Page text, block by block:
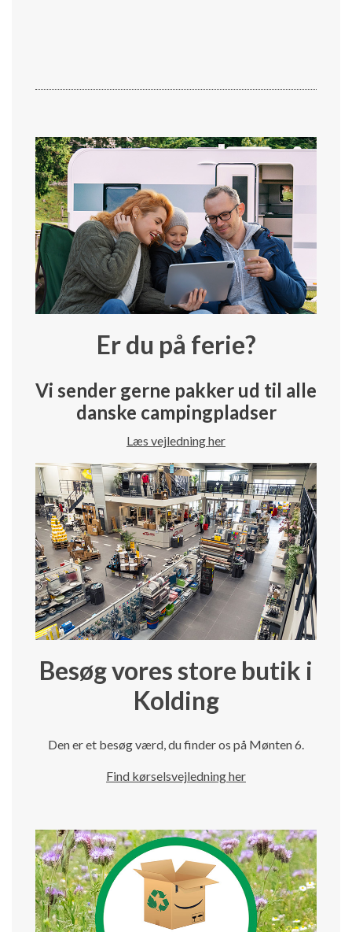
Er du på ferie?
Vi sender gerne pakker ud til alle
danske campingpladser
Læs vejledning her
Besøg vores store butik i
Kolding
Den er et besøg værd, du finder os på Mønten 6.
Find kørselsvejledning her